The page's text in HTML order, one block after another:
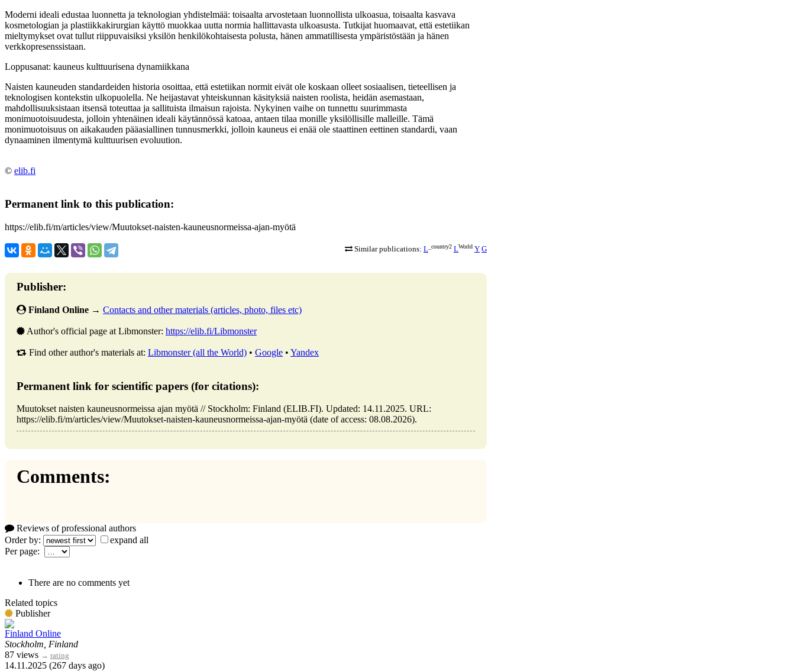
Moderni ideali edustaa luonnetta ja teknologian yhdistelmää: toisaalta arvostetaan luonnollista ulkoasua, toisaalta kasvava
kosmetologian ja plastiikkakirurgian käyttö muokkaa uutta normia hallittavasta ulkoasusta. Tutkijat huomaavat, että estetiikan
mieltymykset ovat tullut riippuvaisiksi yksilön henkilökohtaisesta polusta, hänen ammatillisesta ympäristöstään ja hänen
verkkopresenssistaan.
Loppusanat: kauneus kulttuurisena dynamiikkana
Naisten kauneuden standardeiden historia osoittaa, että estetiikan normit eivät ole koskaan olleet sosiaalisen, tieteellisen ja
teknologisen kontekstin ulkopuolella. Ne heijastavat yhteiskunnan käsityksiä naisten roolista, heidän asemastaan,
mahdollisuuksistaan itsensä toteuttaa ja sallituista ilmaisun rajoista. Nykyinen vaihe on tunnettu suurimmasta
monimuotoisuudesta, jolloin yhtenäinen ideali käytännössä katoaa, antaen tilaa monille yksilöllisille malleille. Tämä
monimuotoisuus on aikakauden pääasiallinen tunnusmerkki, jolloin kauneus ei enää ole staattinen eettinen standardi, vaan
dynaaminen ilmentymä kulttuurisen evoluution.
© elib.fi
Permanent link to this publication:
https://elib.fi/m/articles/view/Muutokset-naisten-kauneusnormeissa-ajan-myötä
Similar publications: L _country2 LWorld Y G
Publisher:
Finland Online → Contacts and other materials (articles, photo, files etc)
Author's official page at Libmonster: https://elib.fi/Libmonster
Find other author's materials at: Libmonster (all the World) • Google • Yandex
Permanent link for scientific papers (for citations):
Muutokset naisten kauneusnormeissa ajan myötä // Stockholm: Finland (ELIB.FI). Updated: 14.11.2025. URL:
https://elib.fi/m/articles/view/Muutokset-naisten-kauneusnormeissa-ajan-myötä (date of access: 08.08.2026).
Comments:
Reviews of professional authors
Order by:
expand all
Per page:
There are no comments yet
Related topics
Publisher
Finland Online
Stockholm, Finland
87 views → rating
14.11.2025 (267 days ago)